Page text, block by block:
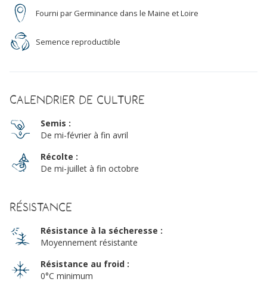
Fourni par Germinance dans le Maine et Loire
Semence reproductible
Calendrier de culture
Semis :
De mi-février à fin avril
Récolte :
De mi-juillet à fin octobre
Résistance
Résistance à la sécheresse :
Moyennement résistante
Résistance au froid :
0°C minimum